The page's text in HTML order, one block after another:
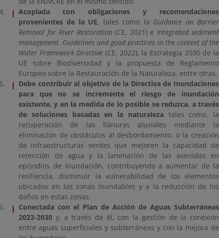
Acoplada con obligaciones y recomendaciones
provenientes de la UE, tales como la Guidance on Barrier
Removal for River Restoration (CE, 2021) e Integrated sediment
management. Guidelines and good practices in the context of the
Water Framework Directive (CE, 2022), la Estrategia 2030 de la
UE sobre Biodiversidad y la propuesta de Reglamento
Europeo sobre la Restauración de la Naturaleza, entre otras.
Debe contribuir al objetivo de la Directiva de Inundaciones
para que no se incremente el riesgo de inundación
existente, y en la medida de lo posible se reduzca, a través
de soluciones basadas en la naturalezatales como, la
recuperación de las llanuras aluviales mediante la
eliminación de obstáculos al desbordamiento, o la creación
de infraestructuras verdes que mejoren la capacidad de
retención de agua y la laminación de las avenidas en
episodios de inundación, contribuyendo a aumentar de la
resiliencia, disminuir la vulnerabilidad de los elementos
ubicados en las zonas inundables y a la reducción de los
daños en estas zonas.
Conectada con el Plan de Acción de Aguas Subterráneas
2023-2030 y, a través de él, con la gestión de la conexión
entre aguas superficiales y subterráneas y con la mejora de